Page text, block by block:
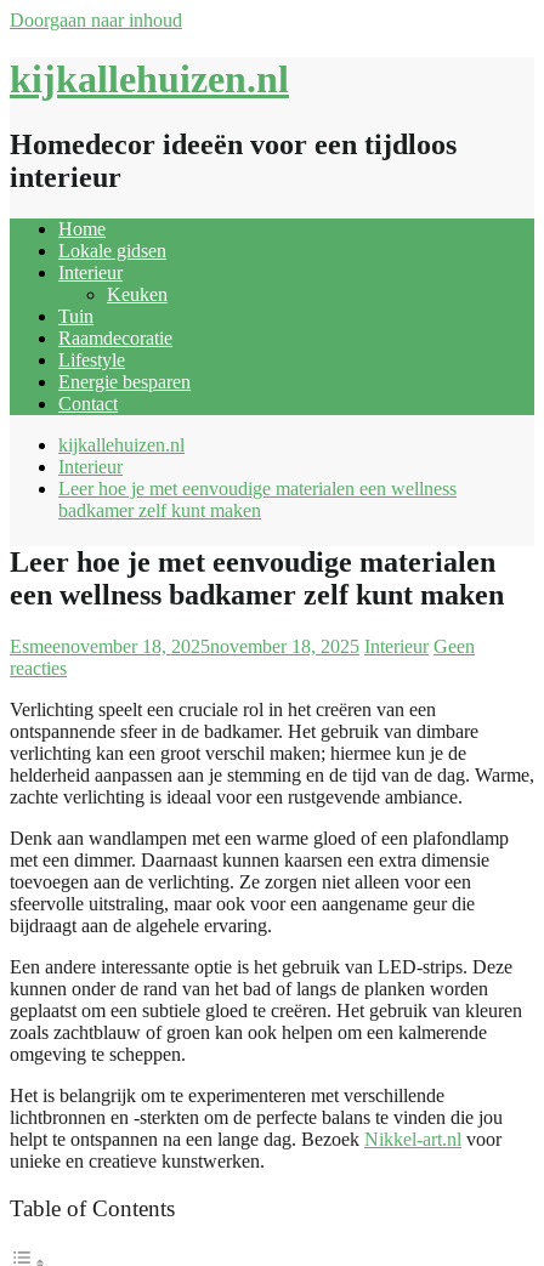
Doorgaan naar inhoud
kijkallehuizen.nl
Homedecor ideeën voor een tijdloos
interieur
Home
Lokale gidsen
Interieur
Keuken
Tuin
Raamdecoratie
Lifestyle
Energie besparen
Contact
kijkallehuizen.nl
Interieur
Leer hoe je met eenvoudige materialen een wellness
badkamer zelf kunt maken
Leer hoe je met eenvoudige materialen
een wellness badkamer zelf kunt maken
Esmeenovember 18, 2025november 18, 2025 Interieur Geen
reacties
Verlichting speelt een cruciale rol in het creëren van een
ontspannende sfeer in de badkamer. Het gebruik van dimbare
verlichting kan een groot verschil maken; hiermee kun je de
helderheid aanpassen aan je stemming en de tijd van de dag. Warme,
zachte verlichting is ideaal voor een rustgevende ambiance.
Denk aan wandlampen met een warme gloed of een plafondlamp
met een dimmer. Daarnaast kunnen kaarsen een extra dimensie
toevoegen aan de verlichting. Ze zorgen niet alleen voor een
sfeervolle uitstraling, maar ook voor een aangename geur die
bijdraagt aan de algehele ervaring.
Een andere interessante optie is het gebruik van LED-strips. Deze
kunnen onder de rand van het bad of langs de planken worden
geplaatst om een subtiele gloed te creëren. Het gebruik van kleuren
zoals zachtblauw of groen kan ook helpen om een kalmerende
omgeving te scheppen.
Het is belangrijk om te experimenteren met verschillende
lichtbronnen en -sterkten om de perfecte balans te vinden die jou
helpt te ontspannen na een lange dag. Bezoek Nikkel-art.nl voor
unieke en creatieve kunstwerken.
Table of Contents